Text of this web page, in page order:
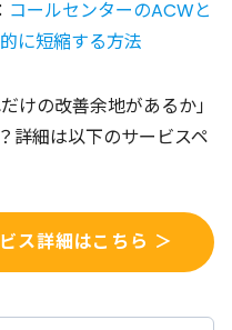
コールセンターのACWと
に短縮する方法
けの改善余地があるか」
詳細は以下のサービスペ
ス詳細はこちら ＞